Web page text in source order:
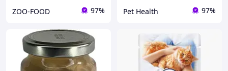
ZOO-FOOD 97% Pet Health 97%